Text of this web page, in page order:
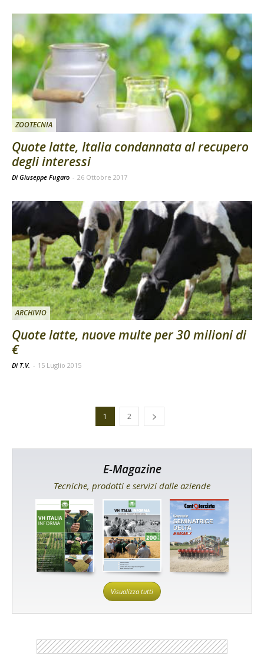
ZOOTECNIA
Quote latte, Italia condannata al recupero
degli interessi
Di Giuseppe Fugaro - 26 Ottobre 2017
ARCHIVIO
Quote latte, nuove multe per 30 milioni di
€
Di T.V. - 15 Luglio 2015
1 2
E-Magazine
Tecniche, prodotti e servizi dalle aziende
Visualizza tutti